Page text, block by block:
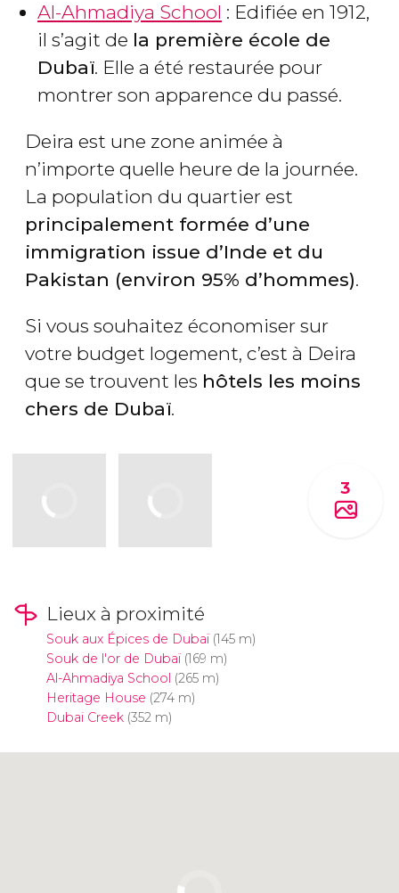
Al-Ahmadiya School : Edifiée en 1912,
il s’agit de la première école de
Dubaï. Elle a été restaurée pour
montrer son apparence du passé.
Deira est une zone animée à
n’importe quelle heure de la journée.
La population du quartier est
principalement formée d’une
immigration issue d’Inde et du
Pakistan (environ 95% d’hommes).
Si vous souhaitez économiser sur
votre budget logement, c’est à Deira
que se trouvent les hôtels les moins
chers de Dubaï.
3
Lieux à proximité
Souk aux Épices de Dubaï(145 m)
Souk de l'or de Dubaï(169 m)
Al-Ahmadiya School (265 m)
Heritage House (274 m)
Dubai Creek(352 m)